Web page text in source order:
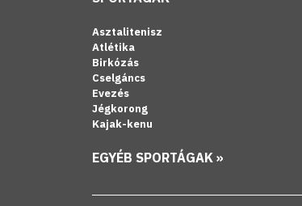
Asztalitenisz
Atlétika
Birkózás
Cselgáncs
Evezés
Jégkorong
Kajak-kenu
EGYÉB SPORTÁGAK »